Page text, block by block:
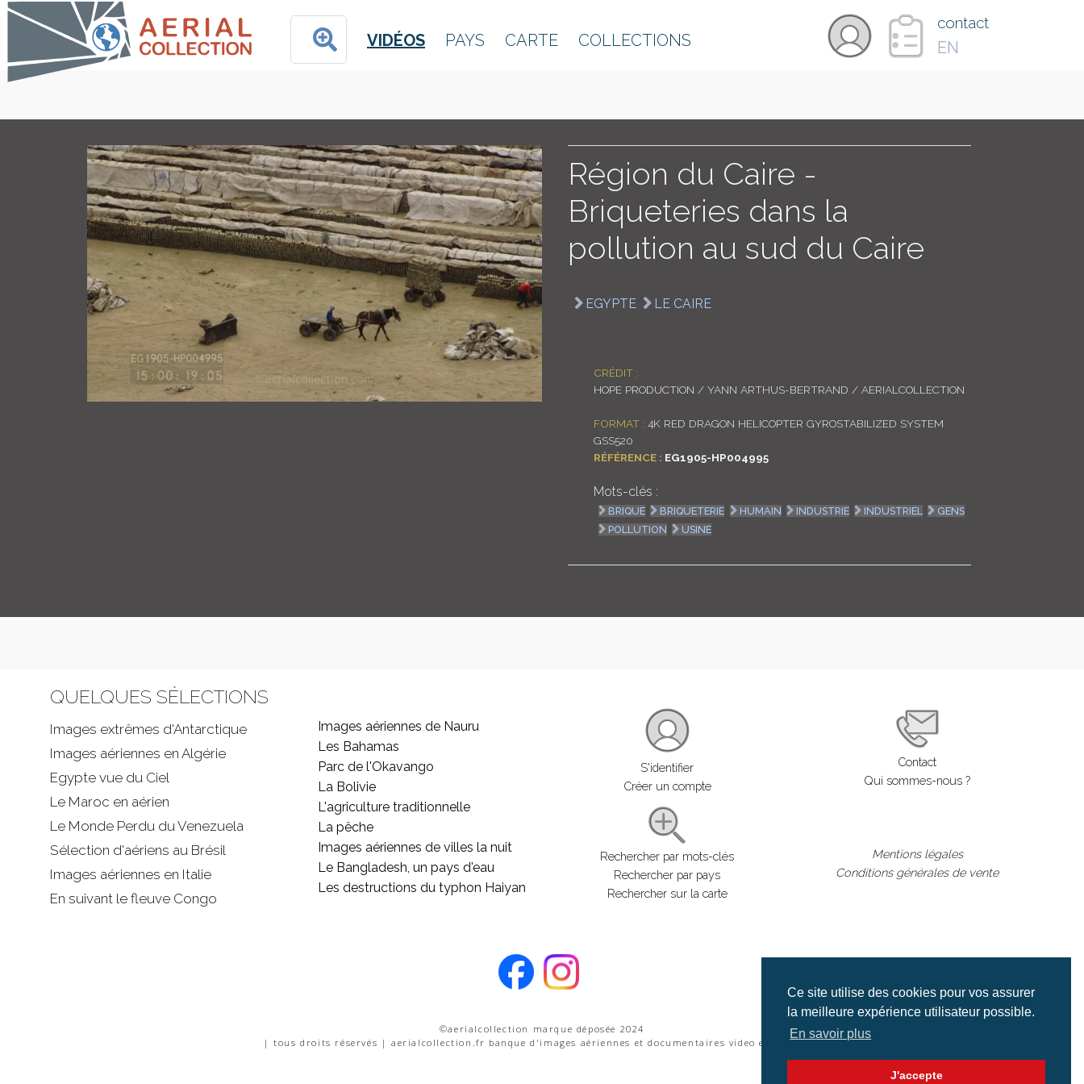
Ce site utilise des cookies pour vos assurer
la meilleure expérience utilisateur possible.
En savoir plus
J'accepte
VIDÉOS PAYS CARTE COLLECTIONS
contact
EN
Région du Caire -
Briqueteries dans la
pollution au sud du Caire
EGYPTE LE CAIRE
CRÉDIT :
HOPE PRODUCTION / YANN ARTHUS-BERTRAND / AERIALCOLLECTION
FORMAT : 4K RED DRAGON HELICOPTER GYROSTABILIZED SYSTEM
GSS520
RÉFÉRENCE : EG1905-HP004995
Mots-clés :
BRIQUE BRIQUETERIE HUMAIN INDUSTRIE INDUSTRIEL
GENS
POLLUTION
USINE
QUELQUES SÉLECTIONS
Images extrêmes d'Antarctique
Images aériennes en Algérie
Egypte vue du Ciel
Le Maroc en aérien
Le Monde Perdu du Venezuela
Sélection d'aériens au Brésil
Images aériennes en Italie
En suivant le fleuve Congo
Images aériennes de Nauru
Les Bahamas
Parc de l'Okavango
La Bolivie
L'agriculture traditionnelle
La pêche
Images aériennes de villes la nuit
Le Bangladesh, un pays d'eau
Les destructions du typhon Haiyan
S'identifier
Créer un compte
Rechercher par mots-clés
Rechercher par pays
Rechercher sur la carte
Contact
Qui sommes-nous ?
Mentions légales
Conditions générales de vente
©aerialcollection marque déposée 2024
| tous droits réservés | aerialcollection.fr banque d'images aériennes et documentaires video et cinéma |